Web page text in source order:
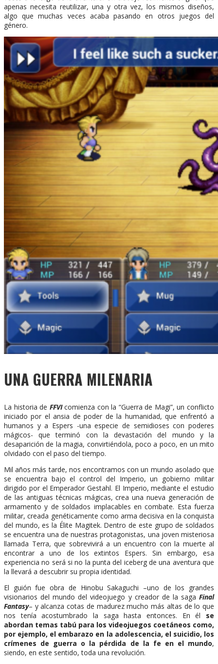
apenas necesita reutilizar, una y otra vez, los mismos diseños,
algo que muchas veces acaba pasando en otros juegos del
género.
UNA GUERRA MILENARIA
La historia de FFVI comienza con la “Guerra de Magi”, un conflicto
iniciado por el ansia de poder de la humanidad, que enfrentó a
humanos y a Espers -una especie de semidioses con poderes
mágicos- que terminó con la devastación del mundo y la
desaparición de la magia, convirtiéndola, poco a poco, en un mito
olvidado con el paso del tiempo.
Mil años más tarde, nos encontramos con un mundo asolado que
se encuentra bajo el control del Imperio, un gobierno militar
dirigido por el Emperador Gestahl. El Imperio, mediante el estudio
de las antiguas técnicas mágicas, crea una nueva generación de
armamento y de soldados implacables en combate. Esta fuerza
militar, creada genéticamente como arma decisiva en la conquista
del mundo, es la Élite Magitek. Dentro de este grupo de soldados
se encuentra una de nuestras protagonistas, una joven misteriosa
llamada Terra, que sobrevivirá a un encuentro con la muerte al
encontrar a uno de los extintos Espers. Sin embargo, esa
experiencia no será si no la punta del iceberg de una aventura que
la llevará a descubrir su propia identidad.
El guión fue obra de Hinobu Sakaguchi –uno de los grandes
visionarios del mundo del videojuego y creador de la saga Final
Fantasy– y alcanza cotas de madurez mucho más altas de lo que
nos tenía acostumbrado la saga hasta entonces. En él se
abordan temas tabú para los videojuegos coetáneos como,
por ejemplo, el embarazo en la adolescencia, el suicidio, los
crímenes de guerra o la pérdida de la fe en el mundo,
siendo, en este sentido, toda una revolución.